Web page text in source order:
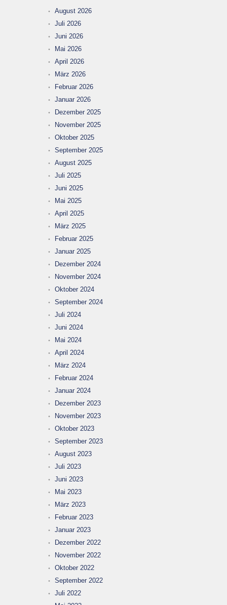
August 2026
Juli 2026
Juni 2026
Mai 2026
April 2026
März 2026
Februar 2026
Januar 2026
Dezember 2025
November 2025
Oktober 2025
September 2025
August 2025
Juli 2025
Juni 2025
Mai 2025
April 2025
März 2025
Februar 2025
Januar 2025
Dezember 2024
November 2024
Oktober 2024
September 2024
Juli 2024
Juni 2024
Mai 2024
April 2024
März 2024
Februar 2024
Januar 2024
Dezember 2023
November 2023
Oktober 2023
September 2023
August 2023
Juli 2023
Juni 2023
Mai 2023
März 2023
Februar 2023
Januar 2023
Dezember 2022
November 2022
Oktober 2022
September 2022
Juli 2022